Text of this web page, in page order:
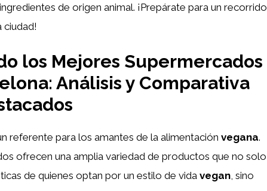
de origen animal. ¡Prepárate para un recorrido
los Mejores Supermercados
Análisis y Comparativa
referente para los amantes de la alimentación vegana.
ofrecen una amplia variedad de productos que no solo
de quienes optan por un estilo de vida vegan, sino